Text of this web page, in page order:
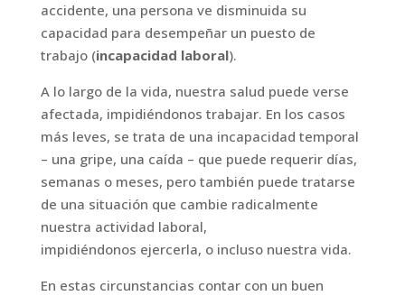
accidente, una persona ve disminuida su
capacidad para desempeñar un puesto de
trabajo (incapacidad laboral).
A lo largo de la vida, nuestra salud puede verse
afectada, impidiéndonos trabajar. En los casos
más leves, se trata de una incapacidad temporal
– una gripe, una caída – que puede requerir días,
semanas o meses, pero también puede tratarse
de una situación que cambie radicalmente
nuestra actividad laboral,
impidiéndonos ejercerla, o incluso nuestra vida.
En estas circunstancias contar con un buen